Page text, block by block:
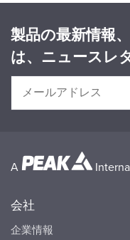
製品の最新情報
は、ニュースレ
A
会社
企業情報